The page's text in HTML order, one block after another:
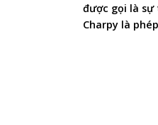
được gọi là sự
Charpy là